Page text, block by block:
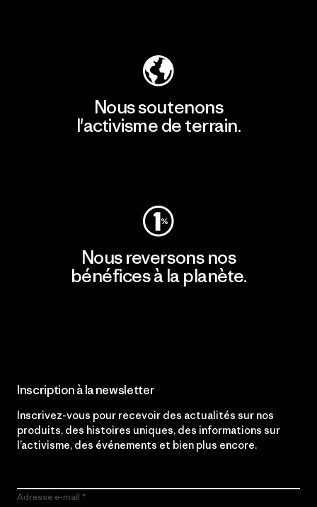
Nous soutenons
l'activisme de terrain.
Nous reversons nos
bénéfices à la planète.
Inscription à la newsletter
Inscrivez-vous pour recevoir des actualités sur nos
produits, des histoires uniques, des informations sur
l’activisme, des événements et bien plus encore.
Adresse e-mail